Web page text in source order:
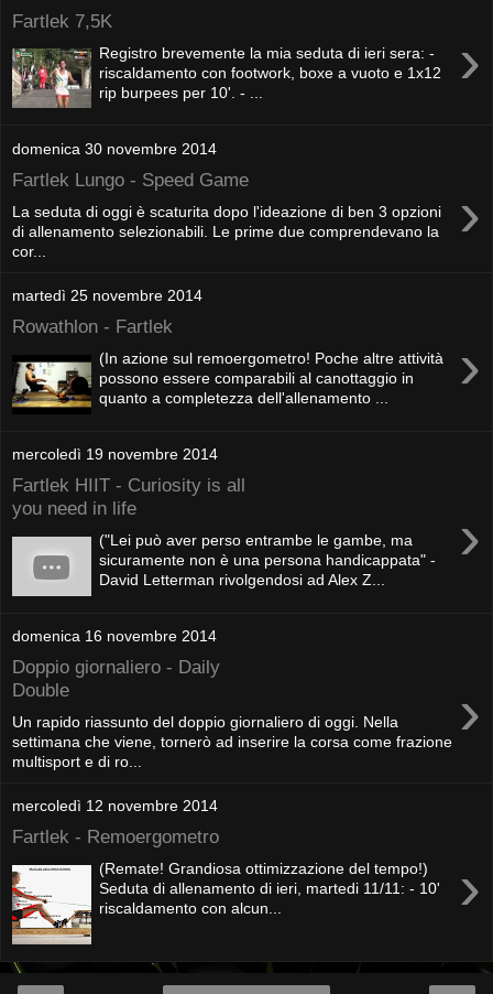
Fartlek 7,5K
›
Registro brevemente la mia seduta di ieri sera: -
riscaldamento con footwork, boxe a vuoto e 1x12
rip burpees per 10'. - ...
domenica 30 novembre 2014
Fartlek Lungo - Speed Game ›
La seduta di oggi è scaturita dopo l'ideazione di ben 3 opzioni
di allenamento selezionabili. Le prime due comprendevano la
cor...
martedì 25 novembre 2014
Rowathlon - Fartlek
›
(In azione sul remoergometro! Poche altre attività
possono essere comparabili al canottaggio in
quanto a completezza dell'allenamento ...
mercoledì 19 novembre 2014
Fartlek HIIT - Curiosity is all
you need in life
›
("Lei può aver perso entrambe le gambe, ma
sicuramente non è una persona handicappata" -
David Letterman rivolgendosi ad Alex Z...
domenica 16 novembre 2014
Doppio giornaliero - Daily
Double
›
Un rapido riassunto del doppio giornaliero di oggi. Nella
settimana che viene, tornerò ad inserire la corsa come frazione
multisport e di ro...
mercoledì 12 novembre 2014
Fartlek - Remoergometro
›
(Remate! Grandiosa ottimizzazione del tempo!)
Seduta di allenamento di ieri, martedi 11/11: - 10'
riscaldamento con alcun...